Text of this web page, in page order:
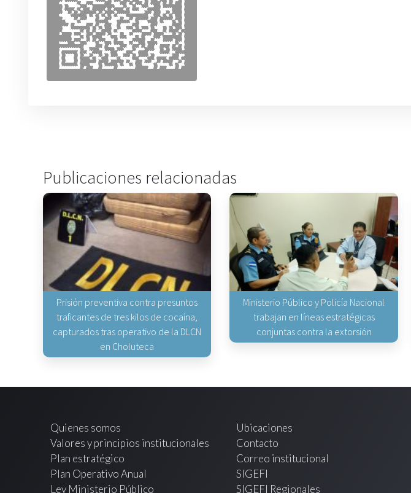
Publicaciones relacionadas
Prisión preventiva contra presuntos
traficantes de tres kilos de cocaína,
capturados tras operativo de la DLCN
en Choluteca
Ministerio Público y Policía Nacional
trabajan en líneas estratégicas
conjuntas contra la extorsión
Quienes somos
Valores y principios institucionales
Plan estratégico
Plan Operativo Anual
Ley Ministerio Público
Ubicaciones
Contacto
Correo institucional
SIGEFI
SIGEFI Regionales